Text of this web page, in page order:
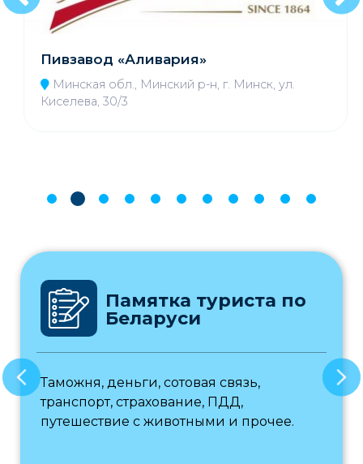
Пивзавод «Аливария»
Минская обл., Минский р-н, г. Минск, ул.
Киселева, 30/3
Памятка туриста по
Беларуси
Таможня, деньги, сотовая связь,
транспорт, страхование, ПДД,
путешествие с животными и прочее.